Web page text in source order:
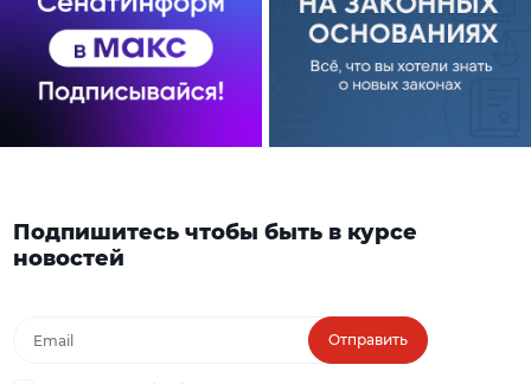
Подпишитесь чтобы быть в курсе
новостей
Отправить